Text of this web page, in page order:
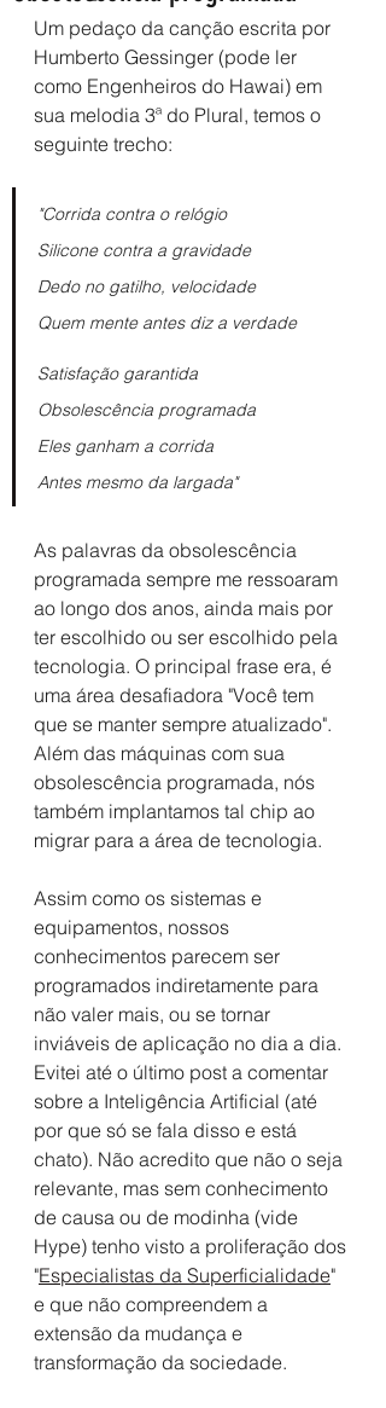
Um pedaço da canção escrita por
Humberto Gessinger (pode ler
como Engenheiros do Hawai) em
sua melodia 3ª do Plural, temos o
seguinte trecho:
"Corrida contra o relógio
Silicone contra a gravidade
Dedo no gatilho, velocidade
Quem mente antes diz a verdade
Satisfação garantida
Obsolescência programada
Eles ganham a corrida
Antes mesmo da largada"
As palavras da obsolescência
programada sempre me ressoaram
ao longo dos anos, ainda mais por
ter escolhido ou ser escolhido pela
tecnologia. O principal frase era, é
uma área desafiadora "Você tem
que se manter sempre atualizado".
Além das máquinas com sua
obsolescência programada, nós
também implantamos tal chip ao
migrar para a área de tecnologia.
Assim como os sistemas e
equipamentos, nossos
conhecimentos parecem ser
programados indiretamente para
não valer mais, ou se tornar
inviáveis de aplicação no dia a dia.
Evitei até o último post a comentar
sobre a Inteligência Artificial (até
por que só se fala disso e está
chato). Não acredito que não o seja
relevante, mas sem conhecimento
de causa ou de modinha (vide
Hype) tenho visto a proliferação dos
"Especialistas da Superficialidade"
e que não compreendem a
extensão da mudança e
transformação da sociedade.